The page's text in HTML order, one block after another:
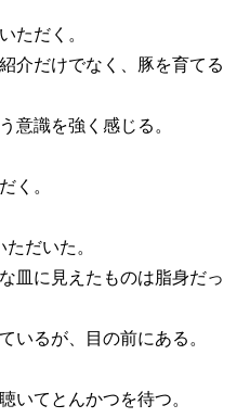
ただく。
介だけでなく、豚を育てる
意識を強く感じる。
く。
だいた。
皿に見えたものは脂身だっ
いるが、目の前にある。
いてとんかつを待つ。